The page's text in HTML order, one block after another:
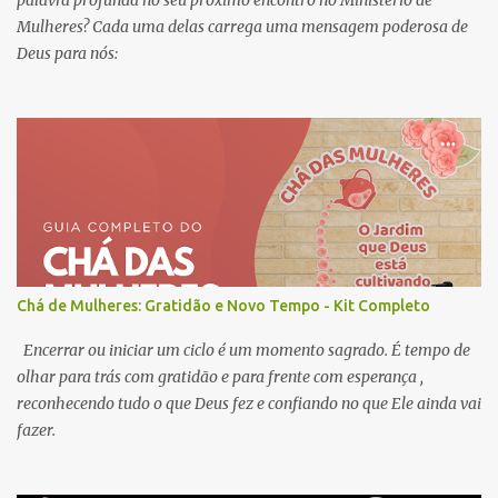
Mulheres? Cada uma delas carrega uma mensagem poderosa de
Deus para nós:
Chá de Mulheres: Gratidão e Novo Tempo - Kit Completo
Encerrar ou iniciar um ciclo é um momento sagrado. É tempo de
olhar para trás com gratidão e para frente com esperança ,
reconhecendo tudo o que Deus fez e confiando no que Ele ainda vai
fazer.